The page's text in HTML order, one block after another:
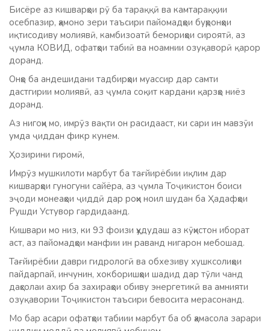
Бисёре аз кишварҳои рӯ ба тараққӣ ва камтараққии
осебпазир, ҳамоно зери таъсири пайомадҳои буҳронҳои
иқтисодиву молиявӣ, камбизоатӣ бемориҳои сироятӣ, аз
ҷумла КОВИД, офатҳои табиӣ ва ноамнии озуқаворӣ қарор
доранд.
Онҳо ба андешидани тадбирҳои муассир дар самти
дастгирии молиявӣ, аз ҷумла соқит кардани қарзҳо ниёз
доранд.
Аз нигоҳи мо, имрӯз вақти он расидааст, ки сари ин мавзӯи
умда ҷиддан фикр кунем.
Ҳозирини гиромӣ,
Имрӯз мушкилоти марбут ба тағйирёбии иқлим дар
кишварҳои гуногуни сайёра, аз ҷумла Тоҷикистон боиси
эҷоди монеаҳои ҷиддӣ дар роҳи ноил шудан ба Ҳадафҳои
Рушди Устувор гардидаанд.
Кишвари мо низ, ки 93 фоизи ҳудудаш аз кӯҳистон иборат
аст, аз пайомадҳои манфии ин раванд нигарон мебошад.
Тағйирёбии даври гидрологӣ ва обхезиву хушксолиҳои
пайдарпай, инчунин, хокборишҳои шадид дар тӯли чанд
даҳсолаи ахир ба захираҳои обиву энергетикӣ ва амнияти
озуқавории Тоҷикистон таъсири бевосита мерасонанд.
Мо бар асари офатҳои табиии марбут ба об ҳамасола зарари